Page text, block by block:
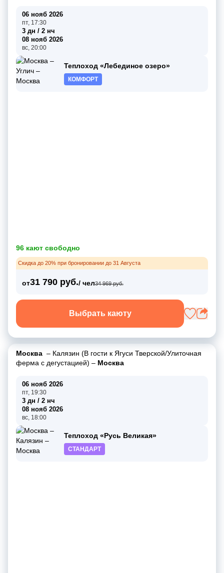
06 нояб 2026
пт, 17:30
3 дн / 2 нч
08 нояб 2026
вс, 20:00
Теплоход «Лебединое озеро»
КОМФОРТ
96 кают свободно
Скидка до 20% при бронировании до 31 Августа
от31 790 руб./ чел34 969 руб.
Выбрать каюту
Москва – Калязин (В гости к Ягуси Тверской/Улиточная
ферма с дегустацией) – Москва
06 нояб 2026
пт, 19:30
3 дн / 2 нч
08 нояб 2026
вс, 18:00
Теплоход «Русь Великая»
СТАНДАРТ